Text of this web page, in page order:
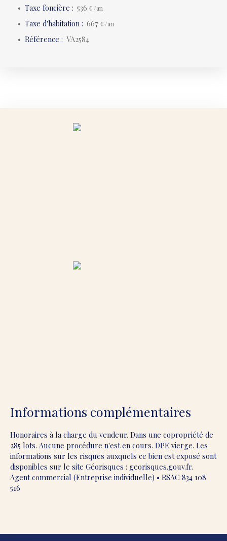
Taxe foncière : 536€ /an
Taxe d'habitation : 667€ /an
Référence : VA2584
Informations complémentaires
Honoraires à la charge du vendeur. Dans une copropriété de
285 lots. Aucune procédure n'est en cours. DPE vierge. Les
informations sur les risques auxquels ce bien est exposé sont
disponibles sur le site Géorisques : georisques.gouv.fr.
Agent commercial (Entreprise individuelle) • RSAC 834 108
516